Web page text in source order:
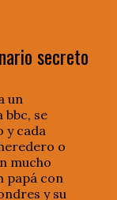
secreto
un
bbc, se
y cada
o
mucho
papá con
y su